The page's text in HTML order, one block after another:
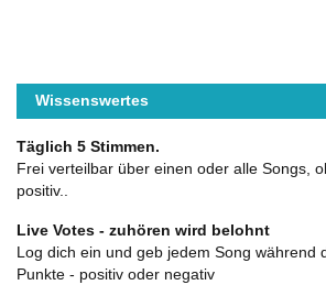
Wissenswertes
Täglich 5 Stimmen.
Frei verteilbar über einen oder alle Songs,
positiv..
Live Votes - zuhören wird belohnt
Log dich ein und geb jedem Song während
Punkte - positiv oder negativ